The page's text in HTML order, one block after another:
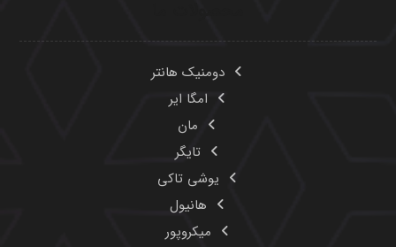
دومنیک هانتر
امگا ایر
مان
تایگر
یوشی تاکی
هانیول
میکروپور